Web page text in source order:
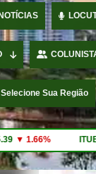
NOTÍCIAS
Selecione Sua Região
▼ 1.30%